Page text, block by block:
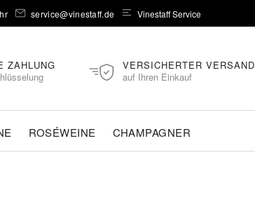
service@vinestaff.de Vinestaff Service
ZAHLUNG
VERSICHERTER VERSAND
auf Ihren Einkauf
ROSÉWEINE CHAMPAGNER